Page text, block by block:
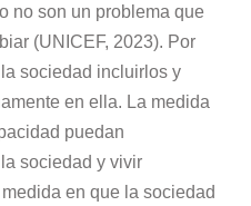
no son un problema que
(UNICEF, 2023). Por
sociedad incluirlos y
en ella. La medida
puedan
sociedad y vivir
en que la sociedad